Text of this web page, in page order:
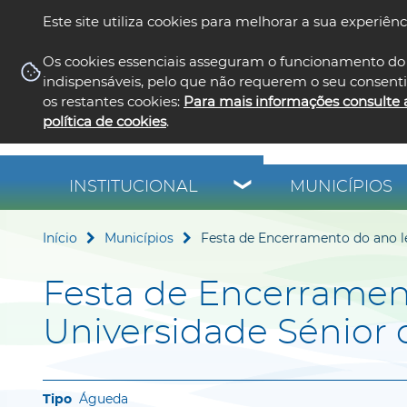
Este site utiliza cookies para melhorar a sua
Os cookies essenciais asseguram o funcionamento do
indispensáveis, pelo que não requerem o seu
os restantes cookies: Para mais informações consulte
política de cookies.
INSTITUCIONAL MUNICÍPIOS
Início Municípios Festa de Encerramento do ano
Festa de
Universidade Sénior
Águeda